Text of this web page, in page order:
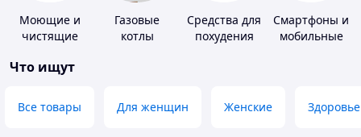
Моющие и
чистящие
Газовые
котлы
Средства для
похудения
Смартфоны и
мобильные
Что ищут
Все товары Для женщин Женские Здоровье